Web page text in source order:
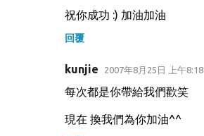
祝你成功 :) 加油加油
回覆
kunjie 2007年8月25日 上午8:18
每次都是你帶給我們歡笑
現在 換我們為你加油^^